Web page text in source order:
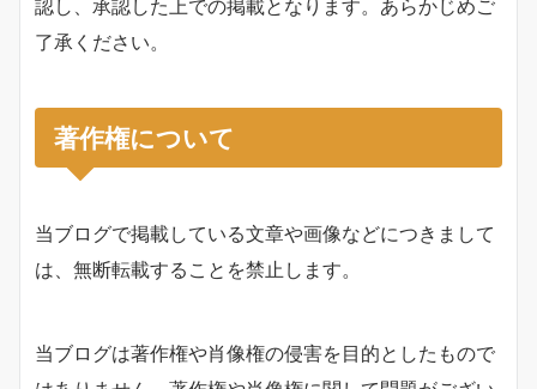
認し、承認した上での掲載となります。あらかじめご
了承ください。
著作権について
当ブログで掲載している文章や画像などにつきまして
は、無断転載することを禁止します。
当ブログは著作権や肖像権の侵害を目的としたもので